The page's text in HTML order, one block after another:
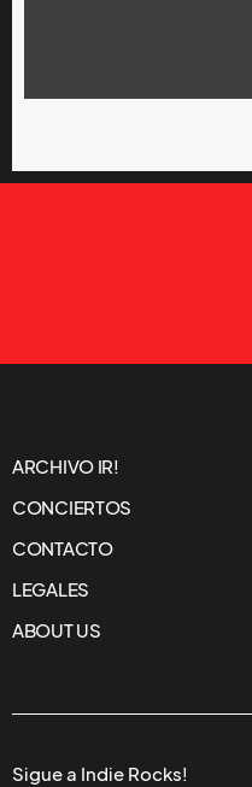
ARCHIVO IR!
CONCIERTOS
CONTACTO
LEGALES
ABOUT US
Sigue a Indie Rocks!